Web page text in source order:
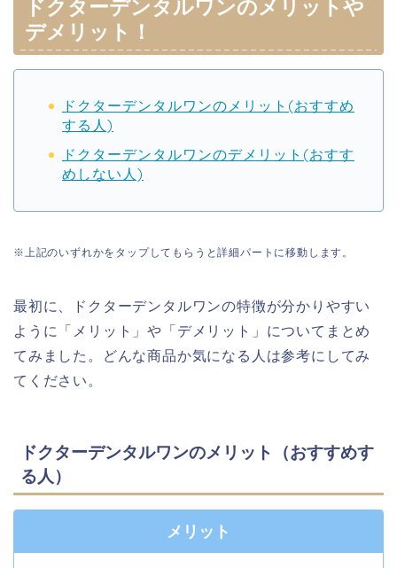
ドクターデンタルワンのメリットや
デメリット！
ドクターデンタルワンのメリット(おすすめ
する人)
ドクターデンタルワンのデメリット(おすす
めしない人)
※上記のいずれかをタップしてもらうと詳細パートに移動します。
最初に、ドクターデンタルワンの特徴が分かりやすい
ように「メリット」や「デメリット」についてまとめ
てみました。どんな商品か気になる人は参考にしてみ
てください。
ドクターデンタルワンのメリット（おすすめす
る人）
メリット